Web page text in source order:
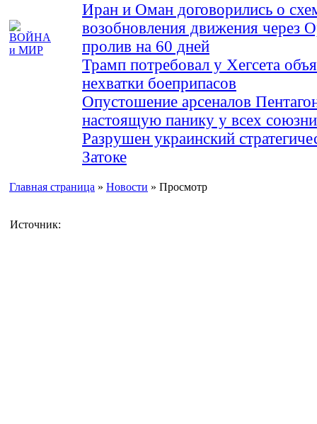
Иран и Оман договорились о
возобновления движения через
пролив на 60 дней
Трамп потребовал у Хегсета
нехватки боеприпасов
Опустошение арсеналов
настоящую панику у всех
Разрушен украинский
Затоке
Главная страница » Новости » Просмотр
Источник: